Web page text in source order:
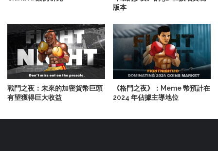
版本
戰鬥之夜：未來的加密貨幣巨頭
有望獲得巨大收益
《格鬥之夜》：Meme 幣預計在
2024 年佔據主導地位